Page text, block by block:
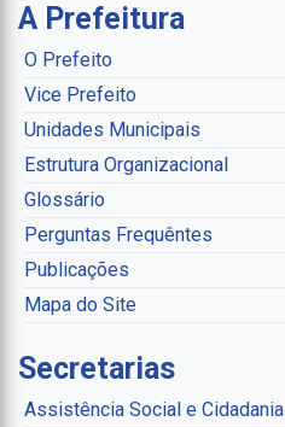
A Prefeitura
O Prefeito
Vice Prefeito
Unidades Municipais
Estrutura Organizacional
Glossário
Perguntas Frequêntes
Publicações
Mapa do Site
Secretarias
Assistência Social e Cidadania